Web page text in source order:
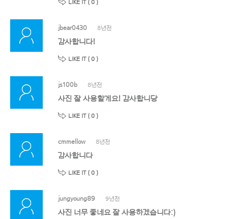
LIKE IT ( 0 )
jbear0430 8년전
감사합니다!
LIKE IT ( 0 )
js100b 8년전
사진 잘 사용할게요! 감사합니당
LIKE IT ( 0 )
cmmellow 8년전
감사합니다
LIKE IT ( 0 )
jungyoung89 9년전
사진 너무 좋네요 잘 사용하겠습니다:)